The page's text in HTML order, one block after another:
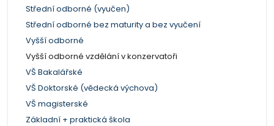
Střední odborné (vyučen)
Střední odborné bez maturity a bez vyučení
Vyšší odborné
Vyšší odborné vzdělání v konzervatoři
VŠ Bakalářské
VŠ Doktorské (vědecká výchova)
VŠ magisterské
Základní + praktická škola